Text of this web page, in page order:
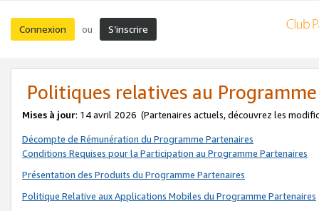
Connexion ou S’inscrire
Politiques relatives au
Mises à jour: 14 avril 2026 (Partenaires actuels, découvrez les
Décompte de Rémunération du Programme Partenaires
Conditions Requises pour la Participation au Programme Partenaires
Présentation des Produits du Programme Partenaires
Politique Relative aux Applications Mobiles du Programme Partenaires